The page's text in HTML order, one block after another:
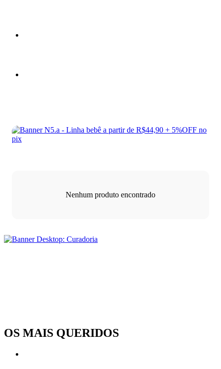
Nenhum produto encontrado
OS MAIS QUERIDOS